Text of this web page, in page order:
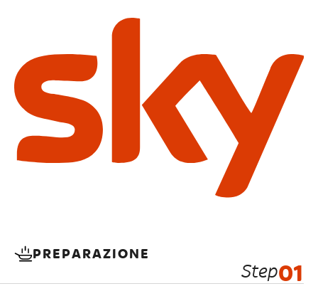
PREPARAZIONE
Step01